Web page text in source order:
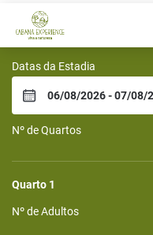
Cabana
Datas da Estadia
Nº de Quartos
Quarto 1
Nº de Adultos